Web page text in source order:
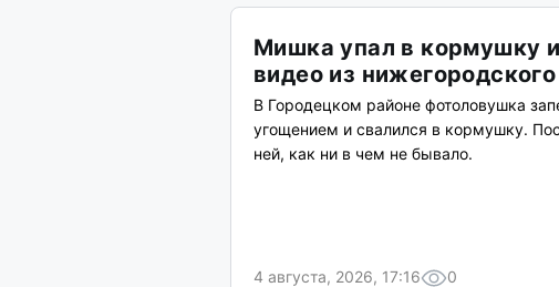
Мишка упал в кормушку
видео из
В Городецком районе фотоловушка
угощением и свалился в кормушку.
ней, как ни в чем не бывало.
4 августа, 2026, 17:16 0